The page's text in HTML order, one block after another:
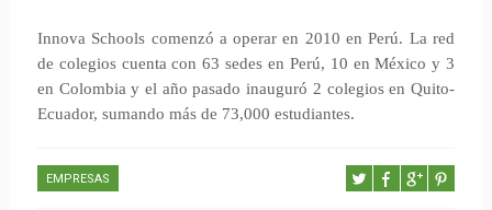
Innova Schools comenzó a operar en 2010 en Perú. La red
de colegios cuenta con 63 sedes en Perú, 10 en México y 3
en Colombia y el año pasado inauguró 2 colegios en Quito-
Ecuador, sumando más de 73,000 estudiantes.
EMPRESAS